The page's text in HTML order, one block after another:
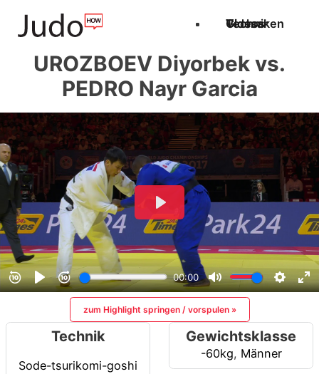
Techniken
Videos
Glossar
UROZBOEV Diyorbek vs.
PEDRO Nayr Garcia
zum Highlight springen / vorspulen »
Technik
Sode-tsurikomi-goshi
Gewichtsklasse
-60kg, Männer